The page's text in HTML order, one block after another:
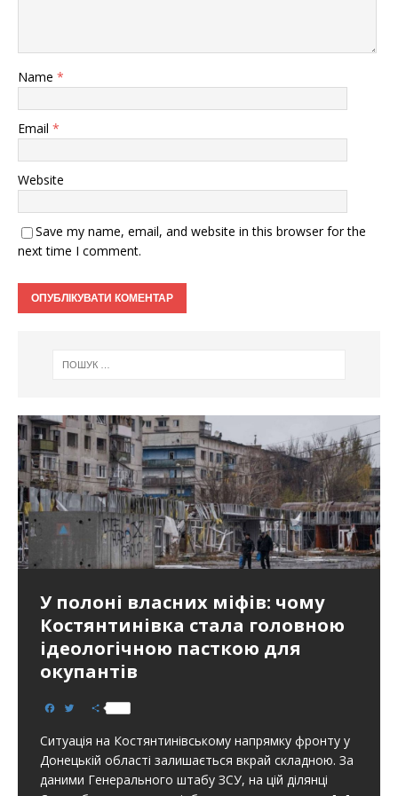
Name *
Email *
Website
Save my name, email, and website in this browser for the
next time I comment.
У полоні власних міфів: чому
Костянтинівка стала головною
ідеологічною пасткою для
окупантів
e
b
o
o
t
t
e
r
S
h
r
e
Ситуація на Костянтинівському напрямку фронту у
Донецькій області залишається вкрай складною. За
даними Генерального штабу ЗСУ, на цій ділянці